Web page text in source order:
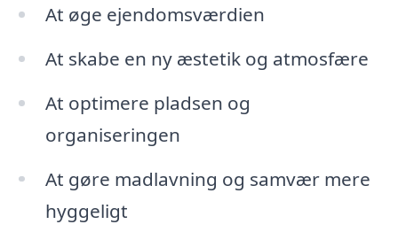
At øge ejendomsværdien
At skabe en ny æstetik og atmosfære
At optimere pladsen og
organiseringen
At gøre madlavning og samvær mere
hyggeligt